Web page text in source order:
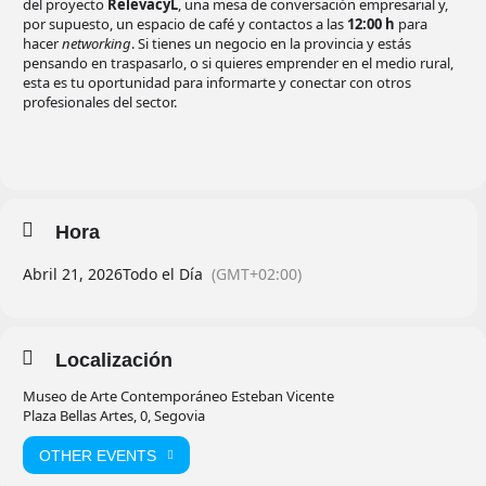
del proyecto RelevacyL, una mesa de conversación empresarial y,
por supuesto, un espacio de café y contactos a las 12:00 h para
hacernetworking. Si tienes un negocio en la provincia y estás
pensando en traspasarlo, o si quieres emprender en el medio rural,
esta es tu oportunidad para informarte y conectar con otros
profesionales del sector.
Hora
Abril 21, 2026Todo el Día (GMT+02:00)
Localización
Museo de Arte Contemporáneo Esteban Vicente
Plaza Bellas Artes, 0, Segovia
OTHER EVENTS